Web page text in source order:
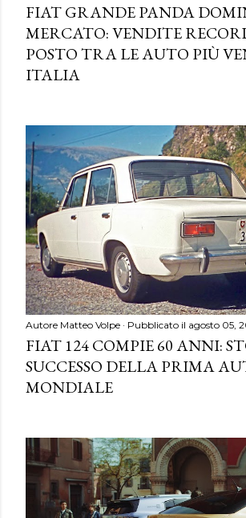
FIAT GRANDE PANDA
MERCATO: VENDITE
POSTO TRA LE AUTO PIÙ
ITALIA
Autore Matteo Volpe Pubblicato il agosto 05,
FIAT 124 COMPIE 60 ANNI:
SUCCESSO DELLA PRIMA
MONDIALE